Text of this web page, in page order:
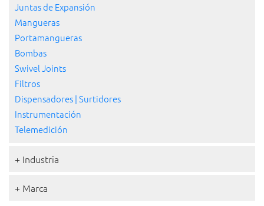
Juntas de Expansión
Mangueras
Portamangueras
Bombas
Swivel Joints
Filtros
Dispensadores | Surtidores
Instrumentación
Telemedición
+ Industria
+ Marca